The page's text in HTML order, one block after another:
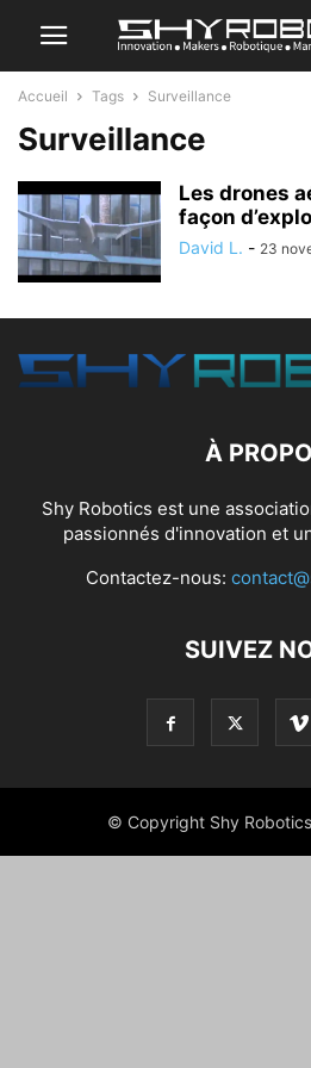
Accueil Tags Surveillance
Surveillance
Les drones
façon
David L. - 23
À
Shy Robotics est une
passionnés d'innovation et
Contactez-nous:
SUIVEZ
© Copyright Shy